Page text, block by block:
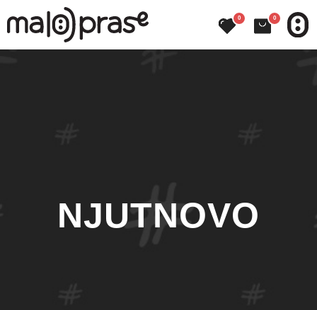
0 0
NJUTNOVO